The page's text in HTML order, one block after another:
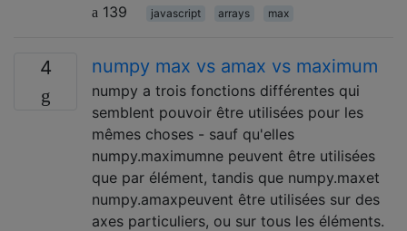
139
javascript arrays max
4 numpy max vs amax vs maximum
numpy a trois fonctions différentes qui
semblent pouvoir être utilisées pour les
mêmes choses - sauf qu'elles
numpy.maximumne peuvent être utilisées
que par élément, tandis que numpy.maxet
numpy.amaxpeuvent être utilisées sur des
axes particuliers, ou sur tous les éléments.